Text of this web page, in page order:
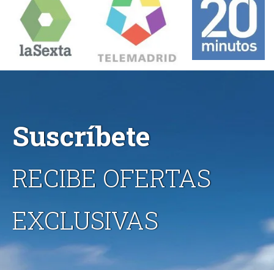
Suscríbete
RECIBE OFERTAS
EXCLUSIVAS